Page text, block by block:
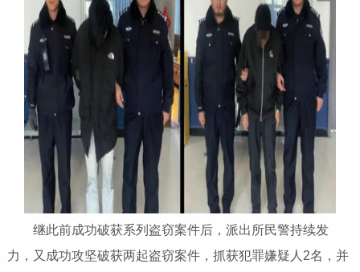
继此前成功破获系列盗窃案件后，派出所民警持续发
力，又成功攻坚破获两起盗窃案件，抓获犯罪嫌疑人2名，并